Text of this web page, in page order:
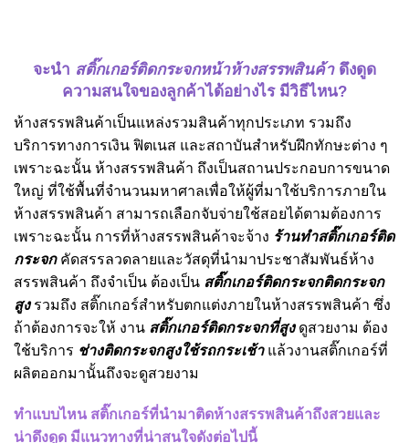
จะนำ สติ๊กเกอร์ติดกระจกหน้าห้างสรรพสินค้า ดึงดูด
ความสนใจของลูกค้าได้อย่างไร มีวิธีไหน?
ห้างสรรพสินค้าเป็นแหล่งรวมสินค้าทุกประเภท รวมถึง
บริการทางการเงิน ฟิตเนส และสถาบันสำหรับฝึกทักษะต่าง ๆ
เพราะฉะนั้น ห้างสรรพสินค้า ถึงเป็นสถานประกอบการขนาด
ใหญ่ ที่ใช้พื้นที่จำนวนมหาศาลเพื่อให้ผู้ที่มาใช้บริการภายใน
ห้างสรรพสินค้า สามารถเลือกจับจ่ายใช้สอยได้ตามต้องการ
เพราะฉะนั้น การที่ห้างสรรพสินค้าจะจ้าง ร้านทำสติ๊กเกอร์ติด
กระจก คัดสรรลวดลายและวัสดุที่นำมาประชาสัมพันธ์ห้าง
สรรพสินค้า ถึงจำเป็น ต้องเป็น สติ๊กเกอร์ติดกระจกติดกระจก
สูง รวมถึง สติ๊กเกอร์สำหรับตกแต่งภายในห้างสรรพสินค้า ซึ่ง
ถ้าต้องการจะให้ งาน สติ๊กเกอร์ติดกระจกที่สูง ดูสวยงาม ต้อง
ใช้บริการ ช่างติดกระจกสูงใช้รถกระเช้า แล้วงานสติ๊กเกอร์ที่
ผลิตออกมานั้นถึงจะดูสวยงาม
ทำแบบไหน สติ๊กเกอร์ที่นำมาติดห้างสรรพสินค้าถึงสวยและ
น่าดึงดูด มีแนวทางที่น่าสนใจดังต่อไปนี้